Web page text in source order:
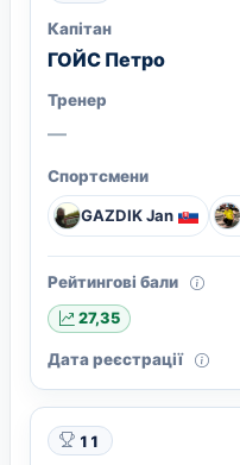
Капітан
ГОЙС Петро
Тренер
—
Спортсмени
GAZDIK Jan
Рейтингові бали
27,35
Дата реєстрації
11